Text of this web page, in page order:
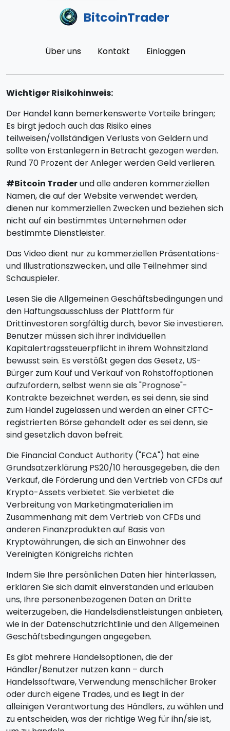
BitcoinTrader
Über uns Kontakt Einloggen
Wichtiger Risikohinweis:
Der Handel kann bemerkenswerte Vorteile bringen;
Es birgt jedoch auch das Risiko eines
teilweisen/vollständigen Verlusts von Geldern und
sollte von Erstanlegern in Betracht gezogen werden.
Rund 70 Prozent der Anleger werden Geld verlieren.
#Bitcoin Traderund alle anderen kommerziellen
Namen, die auf der Website verwendet werden,
dienen nur kommerziellen Zwecken und beziehen sich
nicht auf ein bestimmtes Unternehmen oder
bestimmte Dienstleister.
Das Video dient nur zu kommerziellen Präsentations-
und Illustrationszwecken, und alle Teilnehmer sind
Schauspieler.
Lesen Sie die Allgemeinen Geschäftsbedingungen und
den Haftungsausschluss der Plattform für
Drittinvestoren sorgfältig durch, bevor Sie investieren.
Benutzer müssen sich ihrer individuellen
Kapitalertragssteuerpflicht in ihrem Wohnsitzland
bewusst sein. Es verstößt gegen das Gesetz, US-
Bürger zum Kauf und Verkauf von Rohstoffoptionen
aufzufordern, selbst wenn sie als "Prognose"-
Kontrakte bezeichnet werden, es sei denn, sie sind
zum Handel zugelassen und werden an einer CFTC-
registrierten Börse gehandelt oder es sei denn, sie
sind gesetzlich davon befreit.
Die Financial Conduct Authority ("FCA") hat eine
Grundsatzerklärung PS20/10 herausgegeben, die den
Verkauf, die Förderung und den Vertrieb von CFDs auf
Krypto-Assets verbietet. Sie verbietet die
Verbreitung von Marketingmaterialien im
Zusammenhang mit dem Vertrieb von CFDs und
anderen Finanzprodukten auf Basis von
Kryptowährungen, die sich an Einwohner des
Vereinigten Königreichs richten
Indem Sie Ihre persönlichen Daten hier hinterlassen,
erklären Sie sich damit einverstanden und erlauben
uns, Ihre personenbezogenen Daten an Dritte
weiterzugeben, die Handelsdienstleistungen anbieten,
wie in der Datenschutzrichtlinie und den Allgemeinen
Geschäftsbedingungen angegeben.
Es gibt mehrere Handelsoptionen, die der
Händler/Benutzer nutzen kann – durch
Handelssoftware, Verwendung menschlicher Broker
oder durch eigene Trades, und es liegt in der
alleinigen Verantwortung des Händlers, zu wählen und
zu entscheiden, was der richtige Weg für ihn/sie ist,